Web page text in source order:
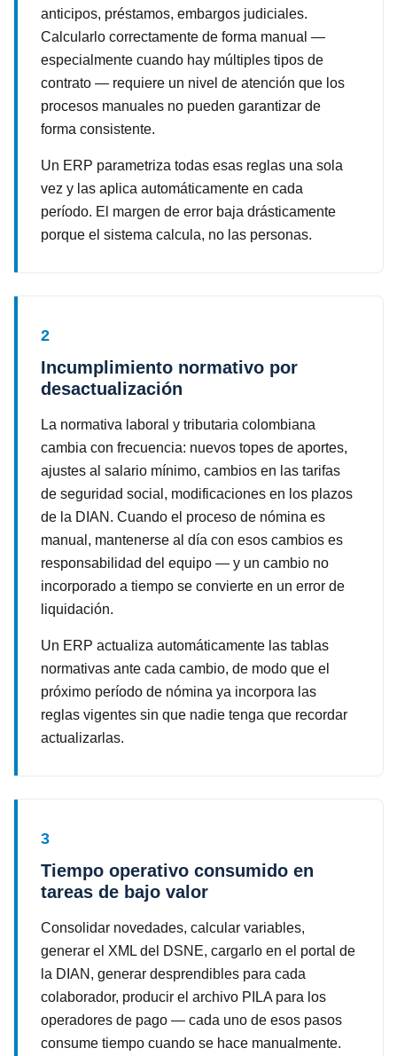
anticipos, préstamos, embargos judiciales.
Calcularlo correctamente de forma manual —
especialmente cuando hay múltiples tipos de
contrato — requiere un nivel de atención que los
procesos manuales no pueden garantizar de
forma consistente.
Un ERP parametriza todas esas reglas una sola
vez y las aplica automáticamente en cada
período. El margen de error baja drásticamente
porque el sistema calcula, no las personas.
2
Incumplimiento normativo por
desactualización
La normativa laboral y tributaria colombiana
cambia con frecuencia: nuevos topes de aportes,
ajustes al salario mínimo, cambios en las tarifas
de seguridad social, modificaciones en los plazos
de la DIAN. Cuando el proceso de nómina es
manual, mantenerse al día con esos cambios es
responsabilidad del equipo — y un cambio no
incorporado a tiempo se convierte en un error de
liquidación.
Un ERP actualiza automáticamente las tablas
normativas ante cada cambio, de modo que el
próximo período de nómina ya incorpora las
reglas vigentes sin que nadie tenga que recordar
actualizarlas.
3
Tiempo operativo consumido en
tareas de bajo valor
Consolidar novedades, calcular variables,
generar el XML del DSNE, cargarlo en el portal de
la DIAN, generar desprendibles para cada
colaborador, producir el archivo PILA para los
operadores de pago — cada uno de esos pasos
consume tiempo cuando se hace manualmente.